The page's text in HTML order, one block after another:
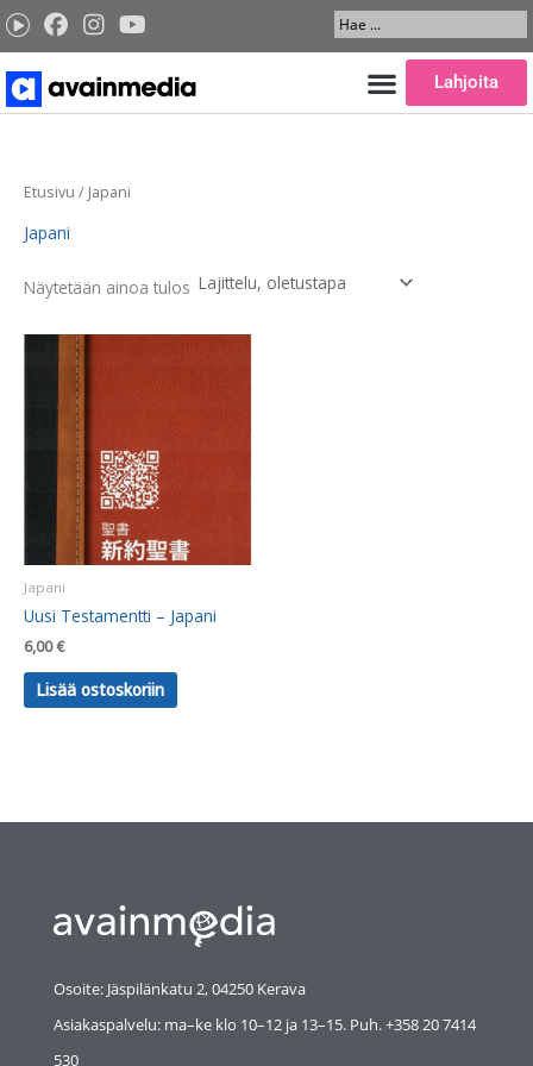
Siirry
sisältöön
Search
...
Lahjoita
Etusivu / Japani
Japani
Näytetään ainoa tulos
Japani
Uusi Testamentti – Japani
6,00€
Lisää ostoskoriin
Osoite: Jäspilänkatu 2, 04250 Kerava
Asiakaspalvelu: ma–ke klo 10–12 ja 13–15. Puh. +358 20 7414
530